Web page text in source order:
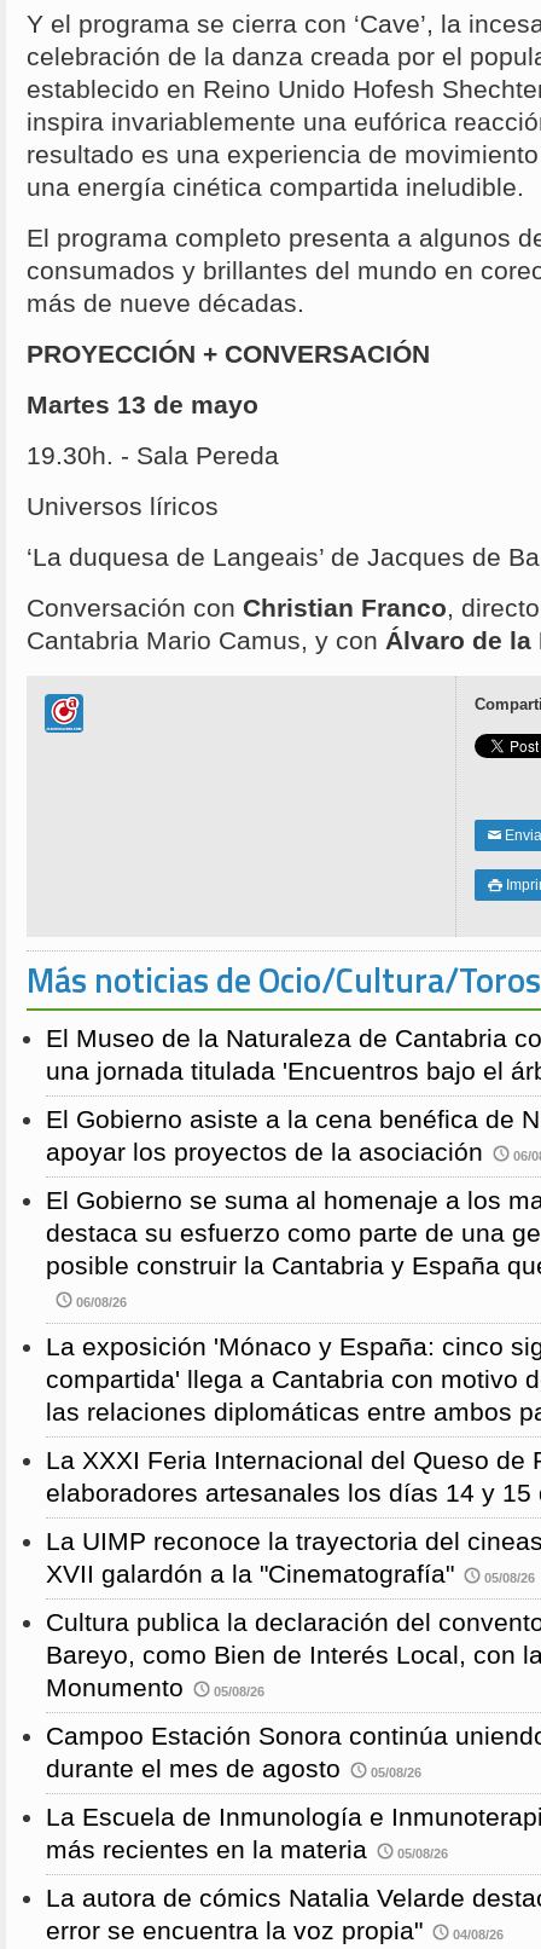
Y el programa se cierra con ‘Cave’, la
celebración de la danza creada por el
establecido en Reino Unido Hofesh
inspira invariablemente una eufórica
resultado es una experiencia de
una energía cinética compartida ineludible.
El programa completo presenta a algunos
consumados y brillantes del mundo en
más de nueve décadas.
PROYECCIÓN + CONVERSACIÓN
Martes 13 de mayo
19.30h. - Sala Pereda
Universos líricos
‘La duquesa de Langeais’ de Jacques de
Conversación con Christian Franco,
Cantabria Mario Camus, y con Álvaro de la
✉

Más noticias de Ocio/Cultura/Toros
El Museo de la Naturaleza de Cantabria
una jornada titulada 'Encuentros bajo el
El Gobierno asiste a la cena benéfica de
apoyar los proyectos de la asociación
06/
El Gobierno se suma al homenaje a los
destaca su esfuerzo como parte de una
posible construir la Cantabria y España
06/08/26
La exposición 'Mónaco y España: cinco
compartida' llega a Cantabria con motivo
las relaciones diplomáticas entre ambos
La XXXI Feria Internacional del Queso de
elaboradores artesanales los días 14 y 15
La UIMP reconoce la trayectoria del
XVII galardón a la "Cinematografía"
05/08/26
Cultura publica la declaración del
Bareyo, como Bien de Interés Local, con
Monumento
05/08/26
Campoo Estación Sonora continúa
durante el mes de agosto
05/08/26
La Escuela de Inmunología e
más recientes en la materia
05/08/26
La autora de cómics Natalia Velarde
error se encuentra la voz propia"
04/08/26